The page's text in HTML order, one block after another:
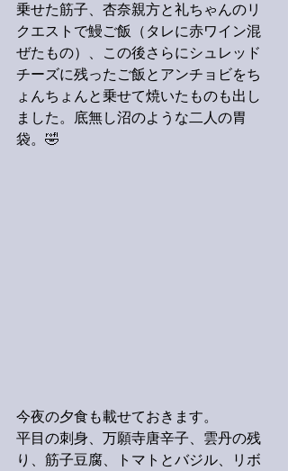
乗せた筋子、杏奈親方と礼ちゃんのリ
クエストで鰻ご飯（タレに赤ワイン混
ぜたもの）、この後さらにシュレッド
チーズに残ったご飯とアンチョビをち
ょんちょんと乗せて焼いたものも出し
ました。底無し沼のような二人の胃
袋。🤣
今夜の夕食も載せておきます。
平目の刺身、万願寺唐辛子、雲丹の残
り、筋子豆腐、トマトとバジル、リボ